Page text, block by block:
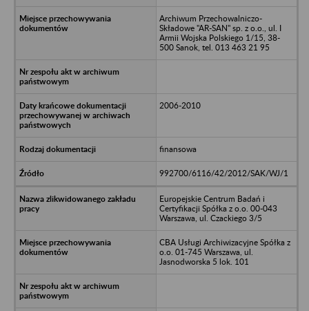
Archiwum Przechowalniczo-
Składowe "AR-SAN" sp. z o.o., ul. I
Armii Wojska Polskiego 1/15, 38-
500 Sanok, tel. 013 463 21 95
2006-2010
finansowa
992700/6116/42/2012/SAK/WJ/1
Europejskie Centrum Badań i
Certyfikacji Spółka z o.o. 00-043
Warszawa, ul. Czackiego 3/5
CBA Usługi Archiwizacyjne Spółka z
o.o. 01-745 Warszawa, ul.
Jasnodworska 5 lok. 101